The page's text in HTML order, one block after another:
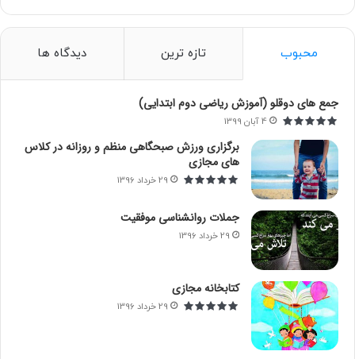
ج
محبوب تازه ترین دیدگاه ها
جمع های دوقلو (آموزش ریاضی دوم ابتدایی)
4 آبان 1399
برگزاری ورزش صبحگاهی منظم و روزانه در کلاس
های مجازی
29 خرداد 1396
جملات روانشناسی موفقیت
29 خرداد 1396
کتابخانه مجازی
29 خرداد 1396